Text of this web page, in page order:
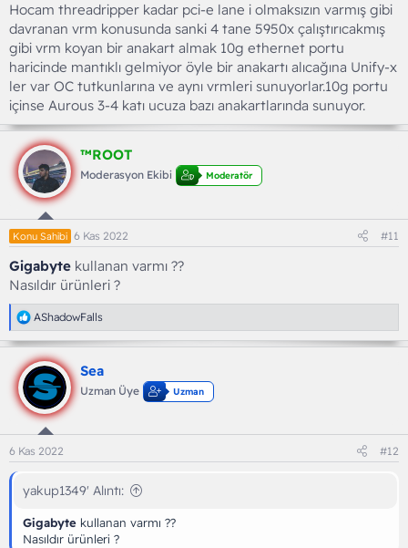
Hocam threadripper kadar pci-e lane i olmaksızın varmış gibi
davranan vrm konusunda sanki 4 tane 5950x çalıştırıcakmış
gibi vrm koyan bir anakart almak 10g ethernet portu
haricinde mantıklı gelmiyor öyle bir anakartı alıcağına Unify-x
ler var OC tutkunlarına ve aynı vrmleri sunuyorlar.10g portu
içinse Aurous 3-4 katı ucuza bazı anakartlarında sunuyor.
™ROOT
Moderasyon Ekibi Moderatör
Konu Sahibi 6 Kas 2022 #11
Gigabyte kullanan varmı ??
Nasıldır ürünleri ?
T
e
p
k
i
l
e
r
:
AShadowFalls
Sea
Uzman Üye Uzman
6 Kas 2022 #12
yakup1349' Alıntı:
Gigabyte kullanan varmı ??
Nasıldır ürünleri ?